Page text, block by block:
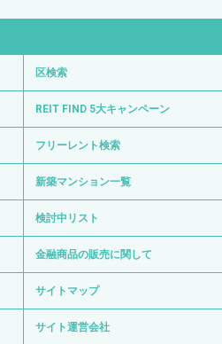
区検索
REIT FIND 5大キャンペーン
フリーレント検索
新築マンション一覧
検討中リスト
金融商品の販売に関して
サイトマップ
サイト運営会社